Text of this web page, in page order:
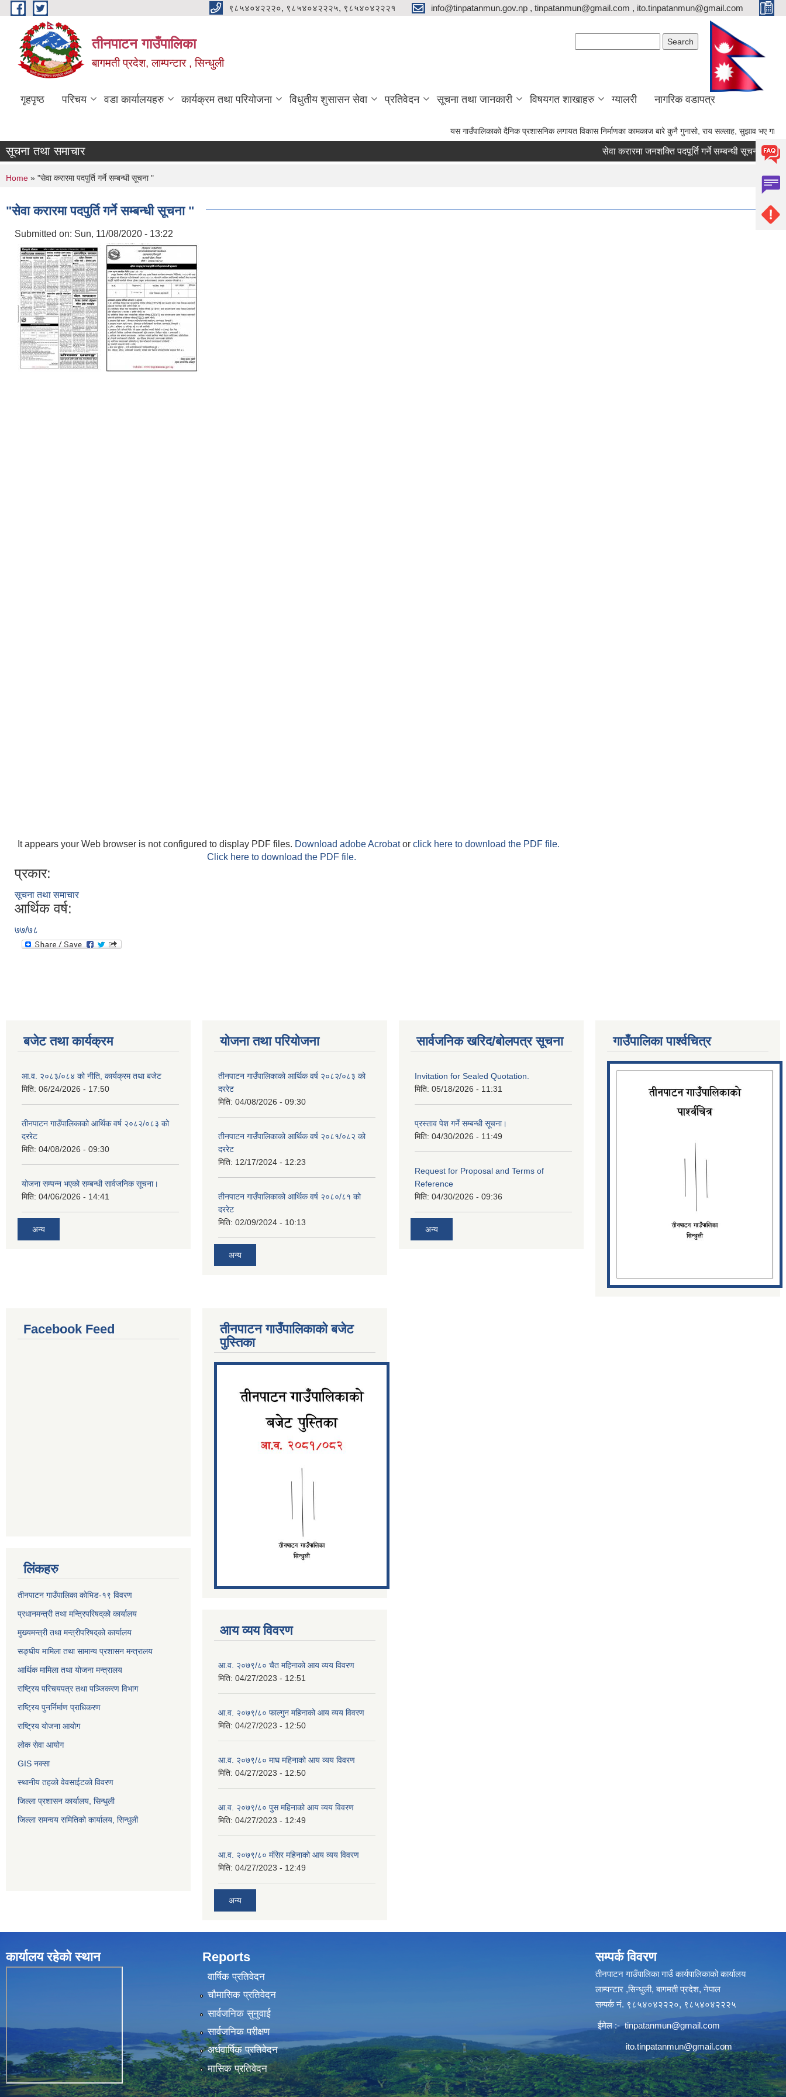
Skip to main content ९८५४०४२२२०, ९८५४०४२२२५, ९८५४०४२२२१ info@tinpatanmun.gov.np , tinpatanmun@gmail.com , ito.tinpatanmun@gmail.com
तीनपाटन गाउँपालिका
बागमती प्रदेश, लाम्पन्टार , सिन्धुली
गृहपृष्ठ परिचय वडा कार्यालयहरु कार्यक्रम तथा परियोजना विधुतीय शुसासन सेवा प्रतिवेदन सूचना तथा जानकारी विषयगत शाखाहरु ग्यालरी नागरिक वडापत्र
यस गाउँपालिकाको दैनिक प्रशासनिक लगायत विकास निर्माणका कामकाज बारे कुनै गुनासो, राय सल्लाह, सुझाव भए
सूचना तथा समाचार सेवा करारमा जनशक्ति पदपूर्ति गर्ने सम्बन्धी सूचना।
You are here
Home » "सेवा करारमा पदपुर्ति गर्ने सम्बन्धी सूचना "
"सेवा करारमा पदपुर्ति गर्ने सम्बन्धी सूचना "
Submitted on: Sun, 11/08/2020 - 13:22
It appears your Web browser is not configured to display PDF files. Download adobe Acrobator click here to download the PDF file.
Click here to download the PDF file.
प्रकार:
सूचना तथा समाचार
आर्थिक वर्ष:
७७/७८
बजेट तथा कार्यक्रम
आ.व. २०८३/०८४ को नीति, कार्यक्रम तथा बजेट
मिति: 06/24/2026 - 17:50
तीनपाटन गाउँपालिकाको आर्थिक वर्ष २०८२/०८३ को
दररेट
मिति: 04/08/2026 - 09:30
योजना सम्पन्न भएको सम्बन्धी सार्वजनिक सूचना।
मिति: 04/06/2026 - 14:41
अन्य
योजना तथा परियोजना
तीनपाटन गाउँपालिकाको आर्थिक वर्ष २०८२/०८३ को
दररेट
मिति: 04/08/2026 - 09:30
तीनपाटन गाउँपालिकाको आर्थिक वर्ष २०८१/०८२ को
दररेट
मिति: 12/17/2024 - 12:23
तीनपाटन गाउँपालिकाको आर्थिक वर्ष २०८०/८१ को
दररेट
मिति: 02/09/2024 - 10:13
अन्य
सार्वजनिक खरिद/बोलपत्र सूचना
Invitation for Sealed Quotation.
मिति: 05/18/2026 - 11:31
प्रस्ताव पेश गर्ने सम्बन्धी सूचना।
मिति: 04/30/2026 - 11:49
Request for Proposal and Terms of
Reference
मिति: 04/30/2026 - 09:36
अन्य
गाउँपालिका पार्श्‍वचित्र
Facebook Feed
लिंकहरु
तीनपाटन गाउँपालिका कोभिड-१९ विवरण
प्रधानमन्त्री तथा मन्त्रिपरिषद्‌को कार्यालय
मुख्यमन्त्री तथा मन्त्रीपरिषद्‌को कार्यालय
सङ्घीय मामिला तथा सामान्य प्रशासन मन्त्रालय
आर्थिक मामिला तथा योजना मन्त्रालय
राष्ट्रिय परिचयपत्र तथा पञ्जिकरण विभाग
राष्ट्रिय पुनर्निर्माण प्राधिकरण
राष्ट्रिय योजना आयोग
लोक सेवा आयोग
GIS नक्सा
स्थानीय तहको वेवसाईटको विवरण
जिल्ला प्रशासन कार्यालय, सिन्धुली
जिल्ला समन्वय समितिको कार्यालय, सिन्धुली
तीनपाटन गाउँपालिकाको बजेट
पुस्तिका
आय व्यय विवरण
आ.व. २०७९/८० चैत महिनाको आय व्यय विवरण
मिति: 04/27/2023 - 12:51
आ.व. २०७९/८० फाल्गुन महिनाको आय व्यय विवरण
मिति: 04/27/2023 - 12:50
आ.व. २०७९/८० माघ महिनाको आय व्यय विवरण
मिति: 04/27/2023 - 12:50
आ.व. २०७९/८० पुस महिनाको आय व्यय विवरण
मिति: 04/27/2023 - 12:49
आ.व. २०७९/८० मंसिर महिनाको आय व्यय विवरण
मिति: 04/27/2023 - 12:49
अन्य
कार्यालय रहेकाे स्थान Reports
वार्षिक प्रतिवेदन
चौमासिक प्रतिवेदन
सार्वजनिक सुनुवाई
सार्वजनिक परीक्षण
अर्धवार्षिक प्रतिवेदन
मासिक प्रतिवेदन
सम्पर्क विवरण
तीनपाटन गाउँपालिका गाउँ कार्यपालिकाको कार्यालय
लाम्पन्टार ,सिन्धुली, बागमती प्रदेश, नेपाल
सम्पर्क नं. ९८५४०४२२२०, ९८५४०४२२२५
ईमेल :-tinpatanmun@gmail.com
ito.tinpatanmun@gmail.com